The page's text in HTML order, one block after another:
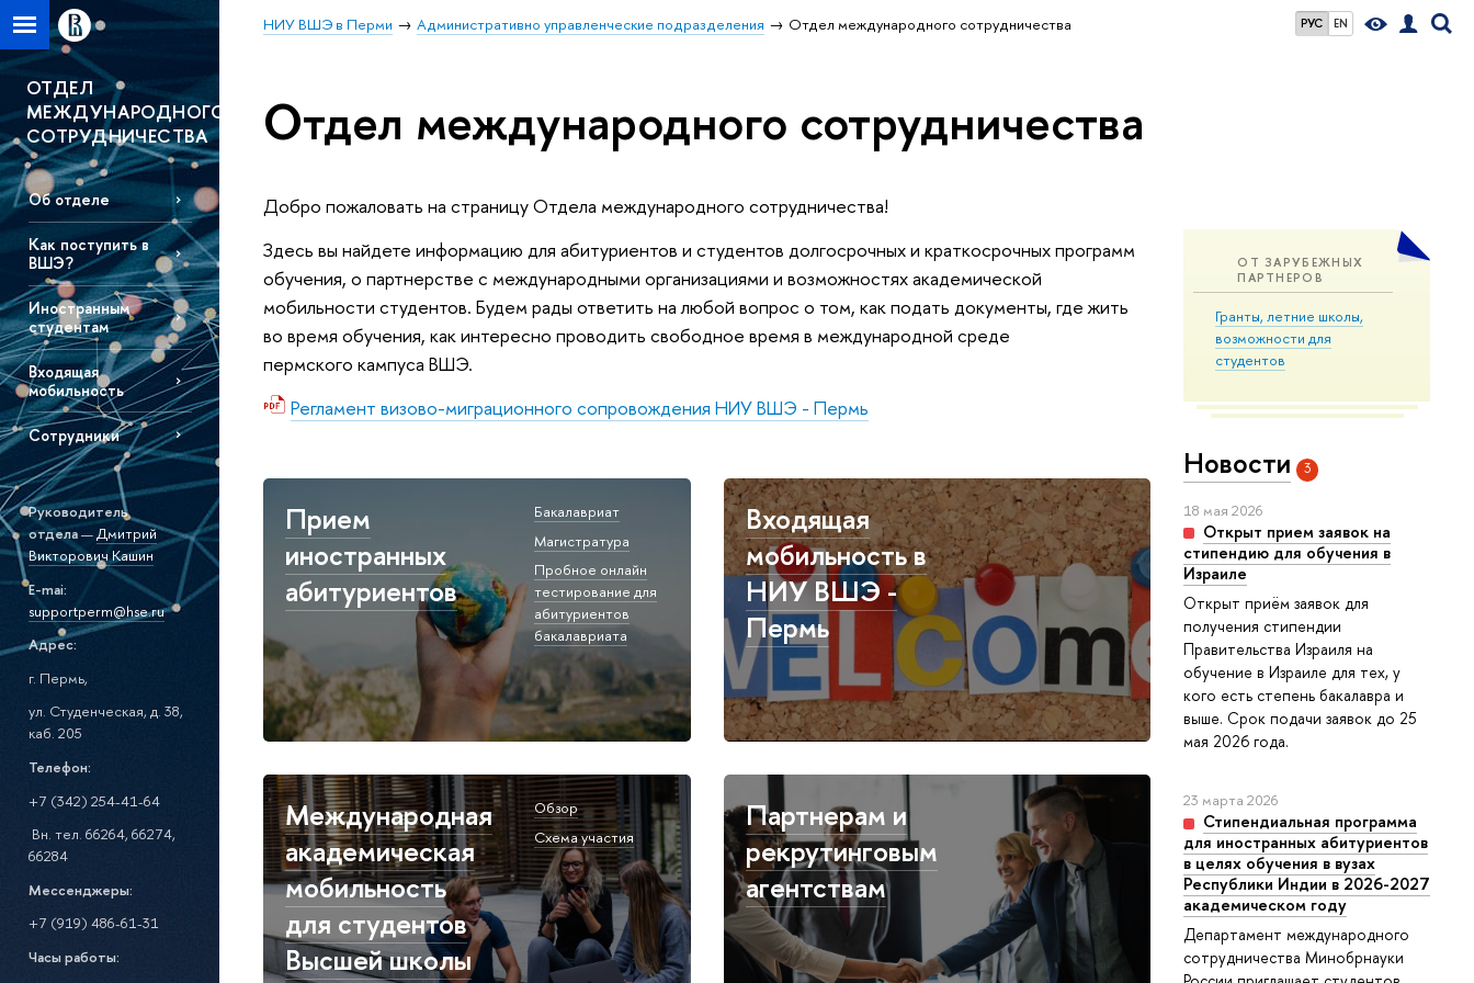
РУС EN
НИУ ВШЭ в Перми Административно управленческие подразделения Отдел международного сотрудничества
ОТДЕЛ
МЕЖДУНАРОДНОГО
СОТРУДНИЧЕСТВА
Об отделе
Как поступить в
ВШЭ?
Иностранным
студентам
Входящая
мобильность
Сотрудники
Руководитель
отдела—Дмитрий
Викторович Кашин
E-mai:
supportperm@hse.ru
Адрес:
г. Пермь,
ул. Студенческая, д. 38,
каб. 205
Телефон:
+7 (342) 254-41-64
Вн. тел. 66264, 66274,
66284
Мессенджеры:
+7 (919) 486-61-31
Часы работы:
Отдел международного сотрудничества
ОТ ЗАРУБЕЖНЫХ
ПАРТНЕРОВ
Гранты, летние школы,
возможности для
студентов
Новости 3
18 мая 2026
Открыт прием заявок на
стипендию для обучения в
Израиле
Открыт приём заявок для
получения стипендии
Правительства Израиля на
обучение в Израиле для тех, у
кого есть степень бакалавра и
выше. Срок подачи заявок до 25
мая 2026 года.
23 марта 2026
Стипендиальная программа
для иностранных абитуриентов
в целях обучения в вузах
Республики Индии в 2026-2027
академическом году
Департамент международного
сотрудничества Минобрнауки
Добро пожаловать на страницу Отдела международного сотрудничества!
Здесь вы найдете информацию для абитуриентов и студентов долгосрочных и краткосрочных программ
обучения, о партнерстве с международными организациями и возможностях академической
мобильности студентов. Будем рады ответить на любой вопрос о том, как подать документы, где жить
во время обучения, как интересно проводить свободное время в международной среде
пермского кампуса ВШЭ.
Регламент визово-миграционного сопровождения НИУ ВШЭ - Пермь
Прием
иностранных
абитуриентов
Бакалавриат
Магистратура
Пробное онлайн
тестирование для
абитуриентов
бакалавриата
Входящая
мобильность в
НИУ ВШЭ -
Пермь
Международная
академическая
мобильность
для студентов
Высшей школы
Обзор
Схема участия
Партнерам и
рекрутинговым
агентствам